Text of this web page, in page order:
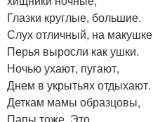
Глазки круглые, большие.
Слух отличный, на макушке
Перья выросли как ушки.
Ночью ухают, пугают,
Днем в укрытьях отдыхают.
Деткам мамы образцовы,